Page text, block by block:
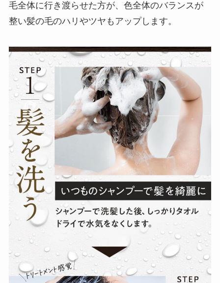
毛全体に行き渡らせた方が、色全体のバランスが
整い髪の毛のハリやツヤもアップします。